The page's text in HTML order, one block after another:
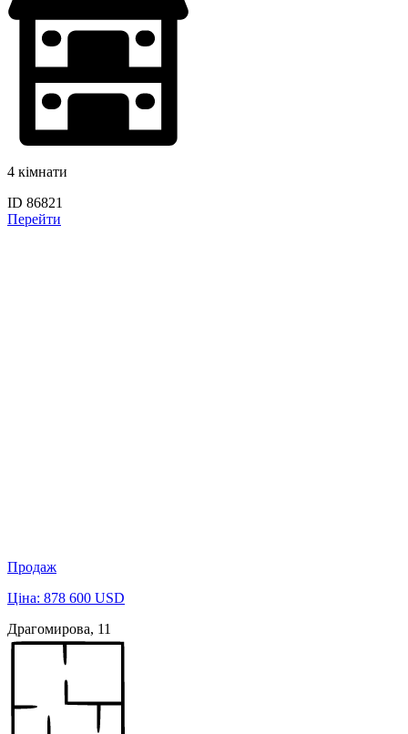
4 кімнати
ID 86821
Перейти
Продаж
Ціна: 878 600 USD
Драгомирова, 11